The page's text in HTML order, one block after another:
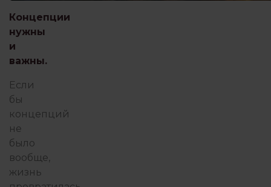
Концепции
нужны
и
важны.
Если
бы
концепций
не
было
вообще,
жизнь